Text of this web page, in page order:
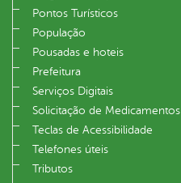
Pontos Turísticos
População
Pousadas e hoteis
Prefeitura
Serviços Digitais
Solicitação de Medicamentos
Teclas de Acessibilidade
Telefones úteis
Tributos